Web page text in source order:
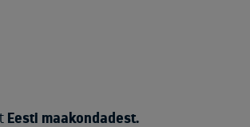
Eesti maakondadest.